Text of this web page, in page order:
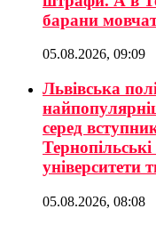
барани
05.08.2026, 09:09
Львівська
серед
університети
05.08.2026, 08:08